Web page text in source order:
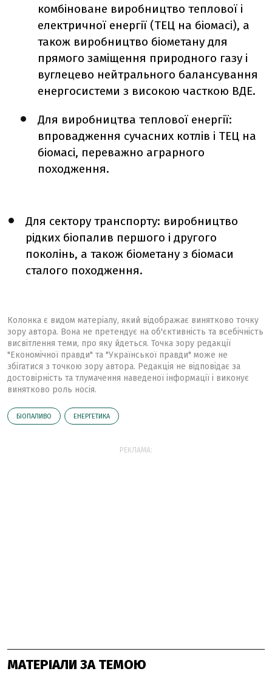
комбіноване виробництво теплової і
електричної енергії (ТЕЦ на біомасі), а
також виробництво біометану для
прямого заміщення природного газу і
вуглецево нейтрального балансування
енергосистеми з високою часткою ВДЕ.
Для виробництва теплової енергії:
впровадження сучасних котлів і ТЕЦ на
біомасі, переважно аграрного
походження.
Для сектору транспорту: виробництво
рідких біопалив першого і другого
поколінь, а також біометану з біомаси
сталого походження.
Колонка є видом матеріалу, який відображає винятково точку
зору автора. Вона не претендує на об'єктивність та всебічність
висвітлення теми, про яку йдеться. Точка зору редакції
"Економічної правди" та "Української правди" може не
збігатися з точкою зору автора. Редакція не відповідає за
достовірність та тлумачення наведеної інформації і виконує
винятково роль носія.
БІОПАЛИВО ЕНЕРГЕТИКА
РЕКЛАМА:
МАТЕРІАЛИ ЗА ТЕМОЮ